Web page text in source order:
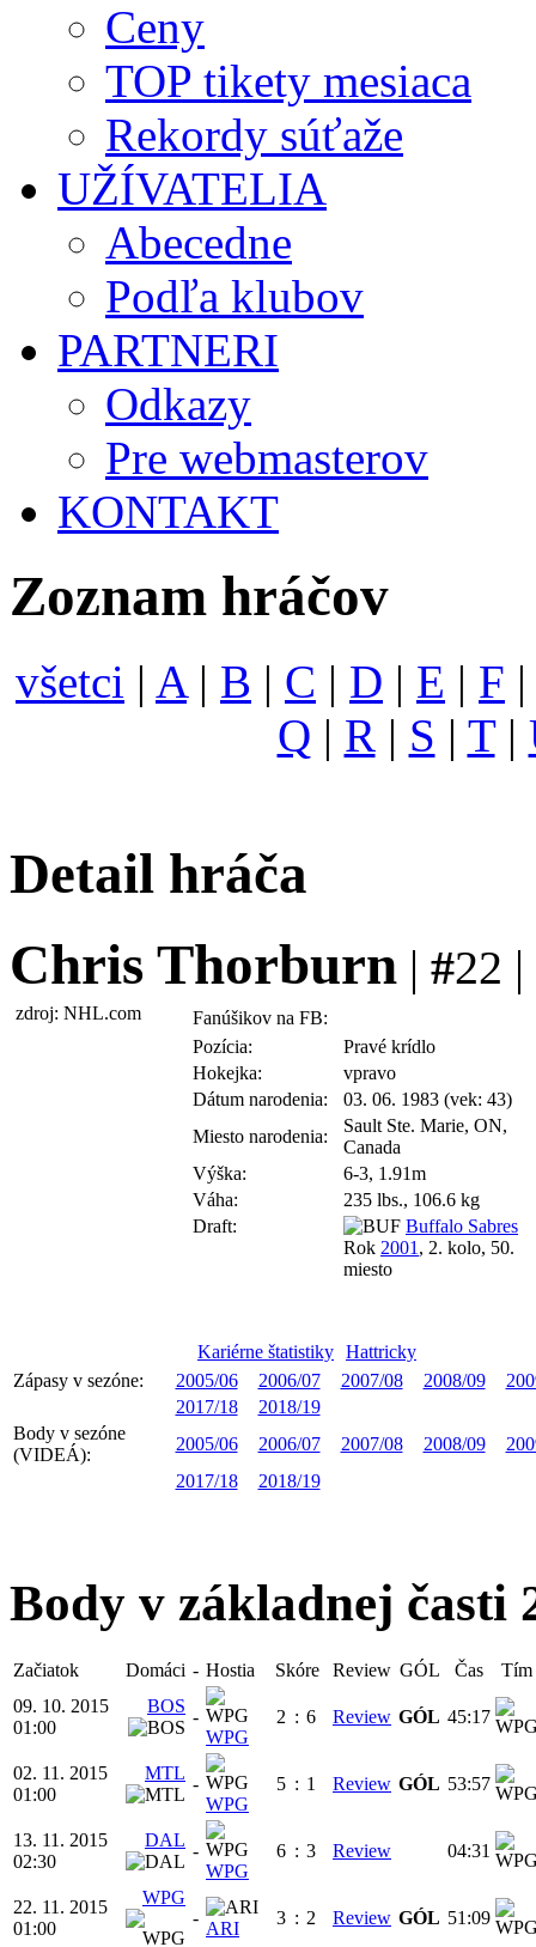
Ceny
TOP tikety mesiaca
Rekordy súťaže
UŽÍVATELIA
Abecedne
Podľa klubov
PARTNERI
Odkazy
Pre webmasterov
KONTAKT
Zoznam hráčov
všetci | A| B | C | D | E | F
Q | R| S | T|
Detail hráča
Chris Thorburn | #22
zdroj: NHL.com
Fanúšikov na FB:
Pozícia:
Pravé krídlo
Hokejka:
vpravo
Dátum narodenia:
03. 06. 1983 (vek: 43)
Miesto narodenia:
Sault Ste. Marie, ON,
Canada
Výška:
6-3, 1.91m
Váha:
235 lbs., 106.6 kg
Draft:
Buffalo Sabres
Rok 2001 , 2. kolo, 50.
miesto
Kariérne štatistiky Hattricky
Zápasy v sezóne:
2005/06 2006/07 2007/08 2008/09
2017/18
2018/19
Body v sezóne
(VIDEÁ):
2005/06 2006/07 2007/08 2008/09
2017/18
2018/19
Body v základnej časti
Začiatok Domáci - Hostia Skóre Review GÓL Čas
Tím
09. 10. 2015
01:00
BOS
-
WPG
2 : 6 Review GÓL 45:17
02. 11. 2015
01:00
MTL
-
WPG
5 : 1 Review GÓL 53:57
13. 11. 2015
02:30
DAL
-
WPG
6 : 3 Review 04:31
22. 11. 2015
01:00
WPG
-
ARI
3 : 2 Review GÓL 51:09